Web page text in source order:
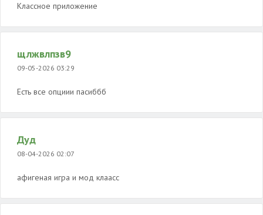
Классное приложение
щлжвлпзв9
09-05-2026 03:29
Есть все опциии пасиббб
Дуд
08-04-2026 02:07
афигеная игра и мод клаасс